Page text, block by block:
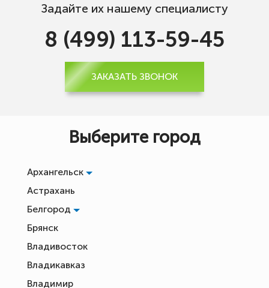
Задайте их нашему специалисту
8 (499) 113-59-45
ЗАКАЗАТЬ ЗВОНОК
Выберите город
Архангельск
Астрахань
Белгород
Брянск
Владивосток
Владикавказ
Владимир